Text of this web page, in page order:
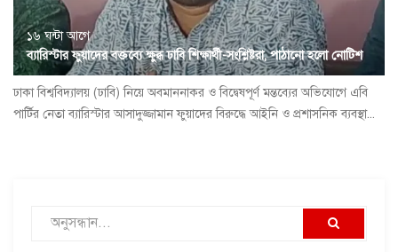
১৬ ঘন্টা আগে
ব্যারিস্টার ফুয়াদের বক্তব্যে ক্ষুব্ধ ঢাবি শিক্ষার্থী-সংশ্লিষ্টরা, পাঠানো হলো নোটিশ
ঢাকা বিশ্ববিদ্যালয় (ঢাবি) নিয়ে অবমাননাকর ও বিদ্বেষপূর্ণ মন্তব্যের অভিযোগে এবি
পার্টির নেতা ব্যারিস্টার আসাদুজ্জামান ফুয়াদের বিরুদ্ধে আইনি ও প্রশাসনিক ব্যবস্থা...